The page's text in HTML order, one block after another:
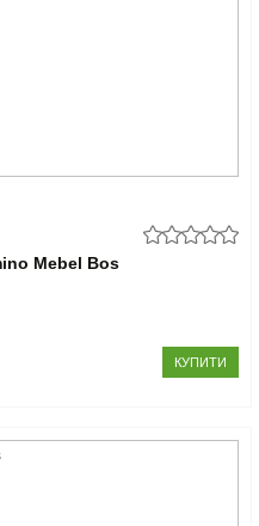
Mebel Bos
КУПИТИ